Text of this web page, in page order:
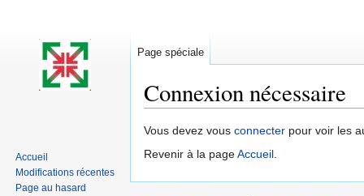
Connexion nécessaire
Vous devez vous connecter pour voir les
Revenir à la pageAccueil.
Page spéciale
Accueil
Modifications récentes
Page au hasard